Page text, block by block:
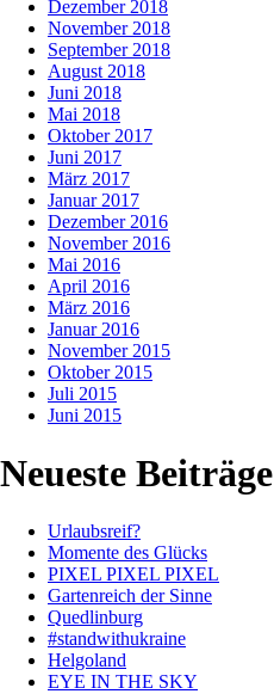
Dezember 2018
November 2018
September 2018
August 2018
Juni 2018
Mai 2018
Oktober 2017
Juni 2017
März 2017
Januar 2017
Dezember 2016
November 2016
Mai 2016
April 2016
März 2016
Januar 2016
November 2015
Oktober 2015
Juli 2015
Juni 2015
Neueste Beiträge
Urlaubsreif?
Momente des Glücks
PIXEL PIXEL PIXEL
Gartenreich der Sinne
Quedlinburg
#standwithukraine
Helgoland
EYE IN THE SKY